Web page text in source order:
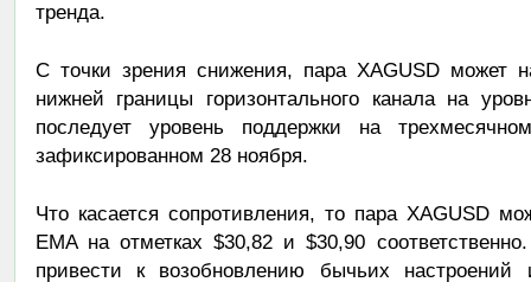
тренда.
С точки зрения снижения, пара XAGUSD может
нижней границы горизонтального канала на
последует уровень поддержки на
зафиксированном 28 ноября.
Что касается сопротивления, то пара XAGUSD
EMA на отметках $30,82 и $30,90
привести к возобновлению бычьих